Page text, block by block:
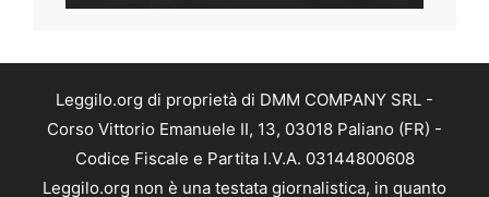
Leggilo.org di proprietà di DMM COMPANY SRL -
Corso Vittorio Emanuele II, 13, 03018 Paliano (FR) -
Codice Fiscale e Partita I.V.A. 03144800608
Leggilo.org non è una testata giornalistica, in quanto